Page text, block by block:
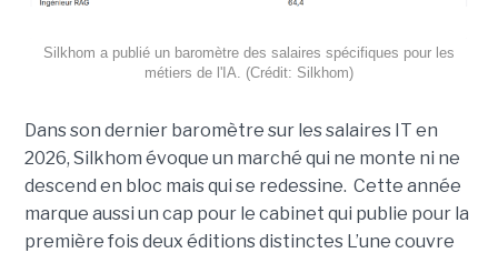
Silkhom a publié un baromètre des salaires spécifiques pour les
métiers de l'IA. (Crédit: Silkhom)
Dans son dernier baromètre sur les salaires IT en
2026, Silkhom évoque un marché qui ne monte ni ne
descend en bloc mais qui se redessine. Cette année
marque aussi un cap pour le cabinet qui publie pour la
première fois deux éditions distinctes L’une couvre